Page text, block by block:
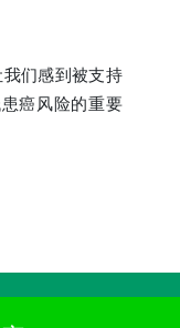
们感到被支持
癌风险的重要